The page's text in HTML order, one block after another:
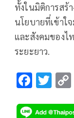
ทั้งในมิติการสร้
นโยบายที่เข้าใ
และสังคมของไ
ระยะยาว.
F
e
T
tt